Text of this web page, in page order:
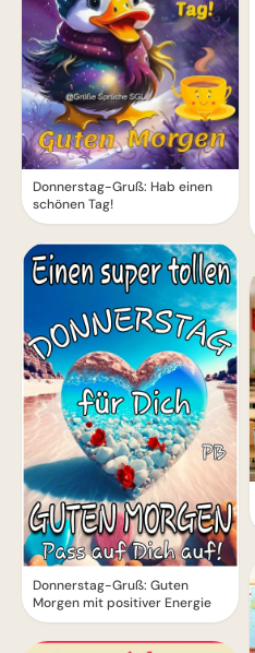
Donnerstag-Gruß: Hab einen
schönen Tag!
Donnerstag-Gruß: Guten
Morgen mit positiver Energie